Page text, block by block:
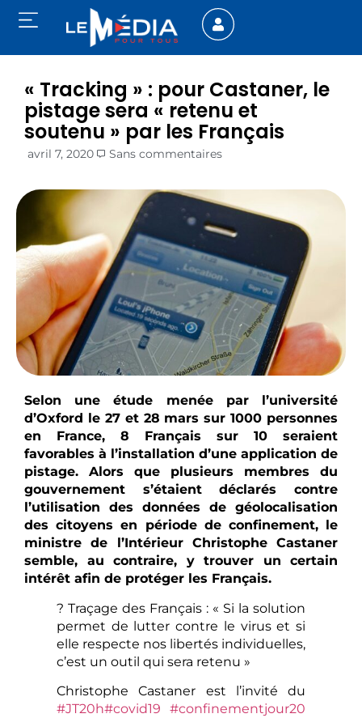
« Tracking » : pour Castaner, le
pistage sera « retenu et
soutenu » par les Français
avril 7, 2020 Sans commentaires
Selon une étude menée par l’université
d’Oxford le 27 et 28 mars sur 1000 personnes
en France, 8 Français sur 10 seraient
favorables à l’installation d’une application de
pistage. Alors que plusieurs membres du
gouvernement s’étaient déclarés contre
l’utilisation des données de géolocalisation
des citoyens en période de confinement, le
ministre de l’Intérieur Christophe Castaner
semble, au contraire, y trouver un certain
intérêt afin de protéger les Français.
? Traçage des Français : « Si la solution
permet de lutter contre le virus et si
elle respecte nos libertés individuelles,
c’est un outil qui sera retenu »
Christophe Castaner est l’invité du
#JT20h#covid19
#confinementjour20